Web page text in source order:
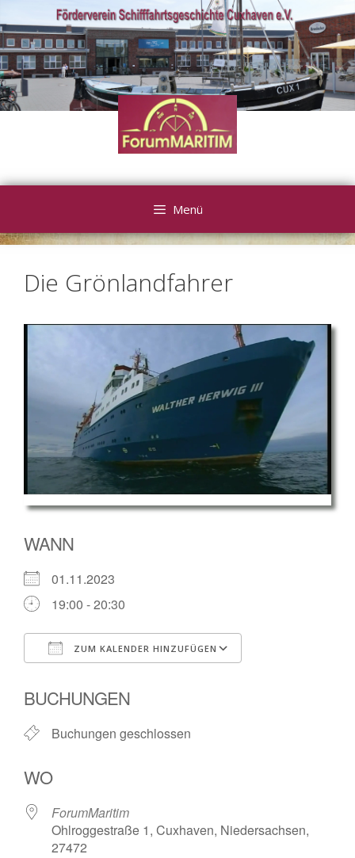
Inhalt
springen
Menü
Die Grönlandfahrer
WANN
01.11.2023
19:00 - 20:30
ZUM KALENDER HINZUFÜGEN
BUCHUNGEN
Buchungen geschlossen
WO
ForumMaritim
Ohlroggestraße 1, Cuxhaven, Niedersachsen,
27472